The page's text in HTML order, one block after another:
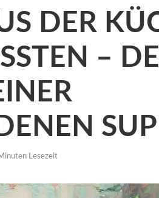
DER
–
Lesezeit